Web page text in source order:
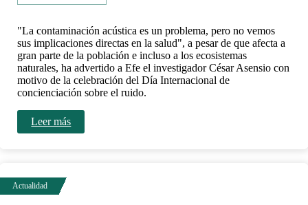
"La contaminación acústica es un problema, pero no vemos
sus implicaciones directas en la salud", a pesar de que afecta a
gran parte de la población e incluso a los ecosistemas
naturales, ha advertido a Efe el investigador César Asensio con
motivo de la celebración del Día Internacional de
concienciación sobre el ruido.
Leer más